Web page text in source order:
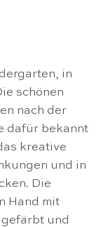
in
schönen
nach der
dafür bekannt
kreative
und in
Die
Hand mit
und